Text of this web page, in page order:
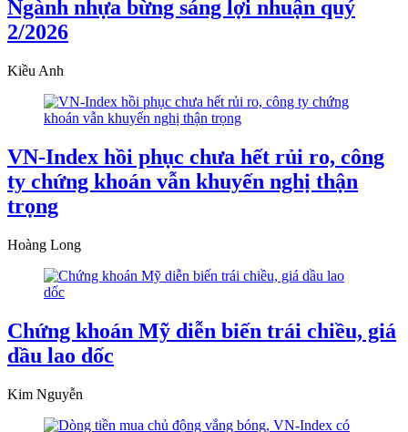
Ngành nhựa bừng sáng lợi nhuận quý
2/2026
Kiều Anh
VN-Index hồi phục chưa hết rủi ro, công
ty chứng khoán vẫn khuyến nghị thận
trọng
Hoàng Long
Chứng khoán Mỹ diễn biến trái chiều, giá
dầu lao dốc
Kim Nguyễn